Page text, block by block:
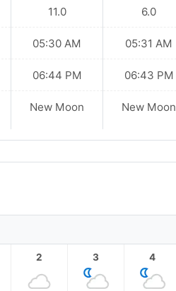
11.0
05:30 AM
06:44 PM
New Moon
6.0
05:31 AM
06:43 PM
New Moon
2 3 4